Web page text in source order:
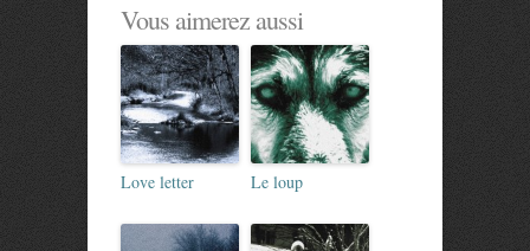
Vous aimerez aussi
Love letter Le loup